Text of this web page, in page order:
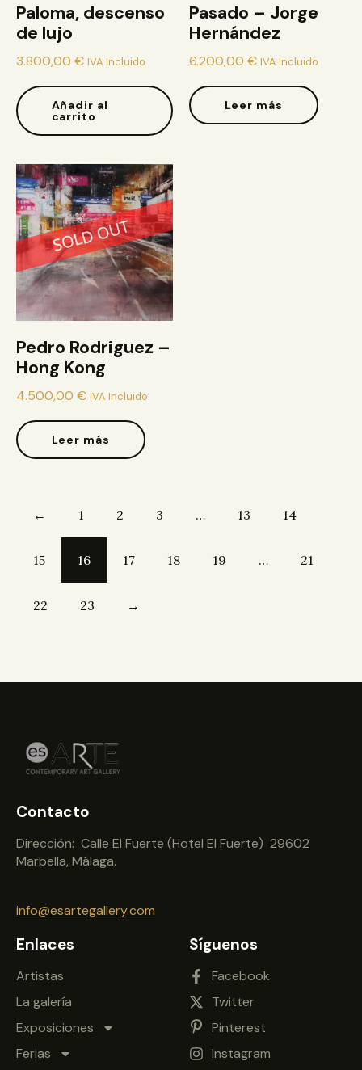
Paloma, descenso
de lujo
3.800,00 € IVA Incluido
Añadir al
carrito
Pasado – Jorge
Hernández
6.200,00 € IVA Incluido
Leer más
Pedro Rodriguez –
Hong Kong
4.500,00 € IVA Incluido
Leer más
← 1 2 3 … 13 14
15 16 17 18 19 … 21
22 23 →
Contacto
Dirección: Calle El Fuerte (Hotel El Fuerte) 29602
Marbella, Málaga.
info@esartegallery.com
Enlaces
Artistas
La galería
Exposiciones
Ferias
Síguenos
Facebook
Twitter
Pinterest
Instagram